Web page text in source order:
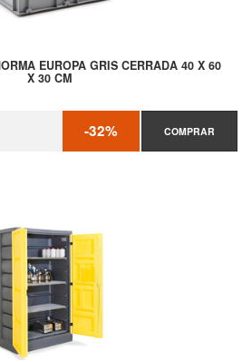
EUROPA GRIS CERRADA 40 X 60
X 30 CM
-32% COMPRAR